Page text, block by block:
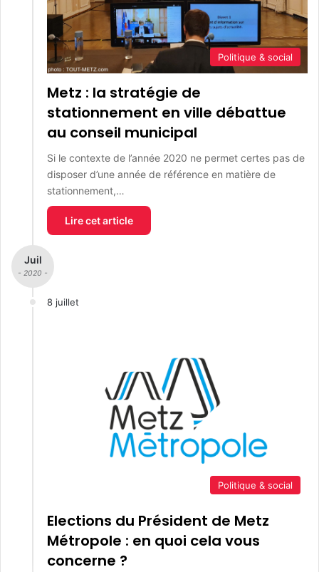
Politique & social
Metz : la stratégie de
stationnement en ville débattue
au conseil municipal
Si le contexte de l’année 2020 ne permet certes pas de
disposer d’une année de référence en matière de
stationnement,…
Lire cet article
Juil
- 2020 -
8 juillet
Politique & social
Elections du Président de Metz
Métropole : en quoi cela vous
concerne ?